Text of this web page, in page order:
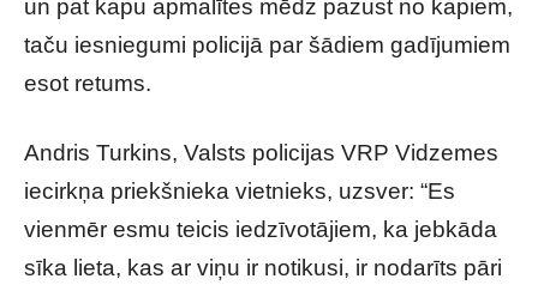
un pat kapu apmalītes mēdz pazust no kapiem,
taču iesniegumi policijā par šādiem gadījumiem
esot retums.
Andris Turkins, Valsts policijas VRP Vidzemes
iecirkņa priekšnieka vietnieks, uzsver: “Es
vienmēr esmu teicis iedzīvotājiem, ka jebkāda
sīka lieta, kas ar viņu ir notikusi, ir nodarīts pāri